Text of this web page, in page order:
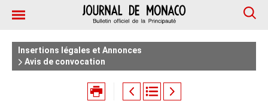
Insertions légales et Annonces
Avis de convocation